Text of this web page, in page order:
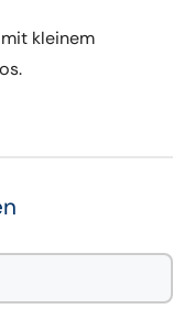
kleinem